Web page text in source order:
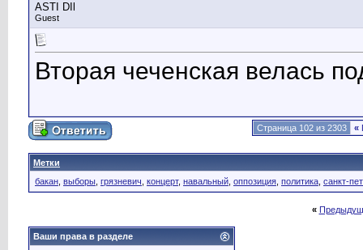
ASTI DIl
Guest
Вторая чеченская велась
Страница 102 из 2303 «
Метки
бакан выборы грязневич концерт, навальный оппозиция политика санкт-
«
Ваши права в разделе